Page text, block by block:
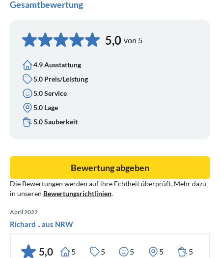
Gesamtbewertung
5,0 von 5
4.9 Ausstattung
5.0 Preis/Leistung
5.0 Service
5.0 Lage
5.0 Sauberkeit
Die Bewertungen werden auf ihre Echtheit überprüft. Mehr dazu
in unseren Bewertungsrichtlinien.
Bewertung abgeben
April 2022
Richard .. aus NRW
5,0 5 5 5 5 5